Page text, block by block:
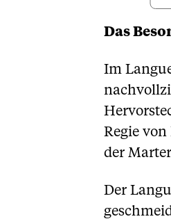
Das
Im
Regie
der
Der